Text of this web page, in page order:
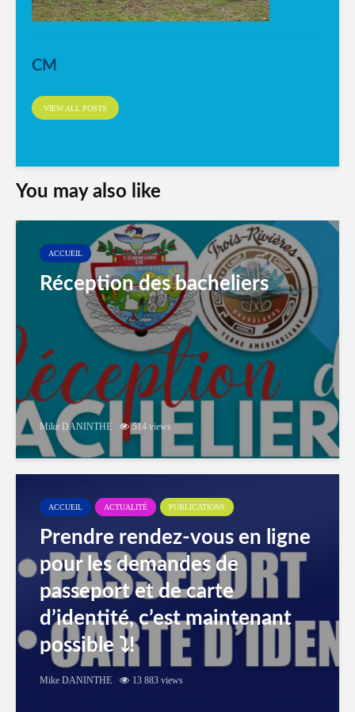
CM
VIEW ALL POSTS
You may also like
ACCUEIL
Réception des bacheliers
Mike DANINTHE 514 views
ACCUEIL ACTUALITÉ PUBLICATIONS
Prendre rendez-vous en ligne
pour les demandes de
passeport et de carte
d’identité, c’est maintenant
possible ⤵️!
Mike DANINTHE 13 883 views